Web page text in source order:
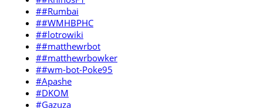
##Rumbai
##WMHBPHC
##lotrowiki
##matthewrbot
##matthewrbowker
##wm-bot-Poke95
#Apashe
#DKOM
#Gazuza